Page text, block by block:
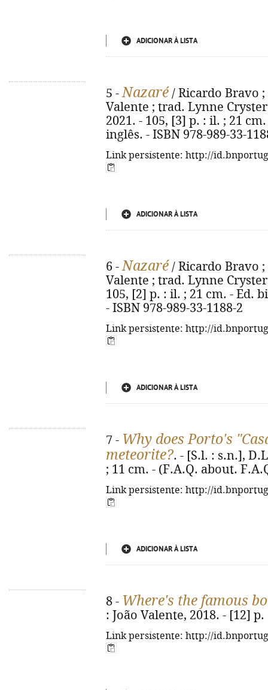
ADICIONAR À LISTA
5 -Nazaré / Ricardo Bravo
Valente ; trad. Lynne
2021. - 105, [3] p. : il. ; 21
inglês. - ISBN 978-989-33-
Link persistente: http://
ADICIONAR À LISTA
6 -Nazaré / Ricardo Bravo
Valente ; trad. Lynne
105, [2] p. : il. ; 21 cm. - Ed.
- ISBN 978-989-33-1188-2
Link persistente: http://
ADICIONAR À LISTA
7 - Why does Porto's
meteorite?. - [S.l. : s.n.],
; 11 cm. - (F.A.Q. about.
Link persistente: http://
ADICIONAR À LISTA
8 - Where's the famous
: João Valente, 2018. - [12]
Link persistente: http://